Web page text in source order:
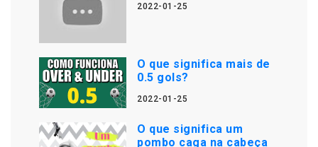
2022-01-25
O que significa mais de
0.5 gols?
2022-01-25
O que significa um
pombo caga na cabeça